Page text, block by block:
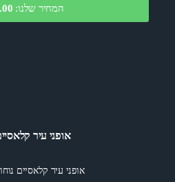
המחיר שלנו:
אופני עיר
אופני עיר קלאסיים